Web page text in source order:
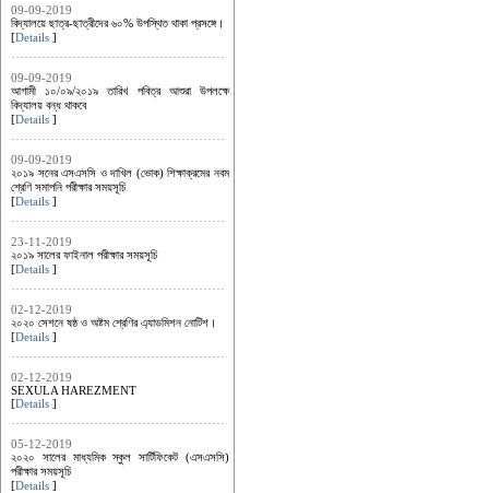
09-09-2019
বিদ্যালয়ে ছাত্র-ছাত্রীদের ৬০% উপস্থিত থাকা প্রসঙ্গে।
[Details ]
09-09-2019
আগামী ১০/০৯/২০১৯ তারিখ পবিত্র আশুরা উপলক্ষে
বিদ্যালয় বন্ধ থাকবে
[Details ]
09-09-2019
২০১৯ সনের এসএসসি ও দাখিল (ভোক) শিক্ষাক্রমের নবম
শ্রেণি সমাপনি পরীক্ষার সময়সূচি
[Details ]
23-11-2019
২০১৯ সালের ফাইনাল পরীক্ষার সময়সূচি
[Details ]
02-12-2019
২০২০ সেশনে ষষ্ঠ ও অষ্টম শ্রেণির এ্যাডমিশন নোটিশ।
[Details ]
02-12-2019
SEXULA HAREZMENT
[Details ]
05-12-2019
২০২০ সালের মাধ্যমিক স্কুল সার্টিফিকেট (এসএসসি)
পরীক্ষার সময়সূচি
[Details ]